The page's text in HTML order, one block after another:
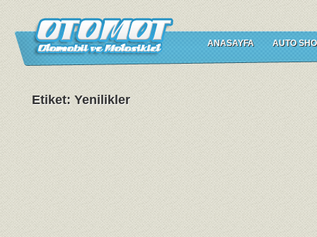
ANASAYFA AUTO
Etiket: Yenilikler